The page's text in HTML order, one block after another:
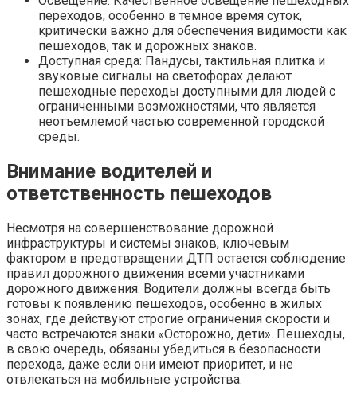
переходов, особенно в темное время суток,
критически важно для обеспечения видимости как
пешеходов, так и дорожных знаков.
Доступная среда: Пандусы, тактильная плитка и
звуковые сигналы на светофорах делают
пешеходные переходы доступными для людей с
ограниченными возможностями, что является
неотъемлемой частью современной городской
среды.
Внимание водителей и
ответственность пешеходов
Несмотря на совершенствование дорожной
инфраструктуры и системы знаков, ключевым
фактором в предотвращении ДТП остается соблюдение
правил дорожного движения всеми участниками
дорожного движения. Водители должны всегда быть
готовы к появлению пешеходов, особенно в жилых
зонах, где действуют строгие ограничения скорости и
часто встречаются знаки «Осторожно, дети». Пешеходы,
в свою очередь, обязаны убедиться в безопасности
перехода, даже если они имеют приоритет, и не
отвлекаться на мобильные устройства.